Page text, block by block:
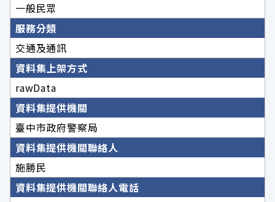
一般民眾
服務分類
交通及通訊
資料集上架方式
rawData
資料集提供機關
臺中市政府警察局
資料集提供機關聯絡人
施勝民
資料集提供機關聯絡人電話